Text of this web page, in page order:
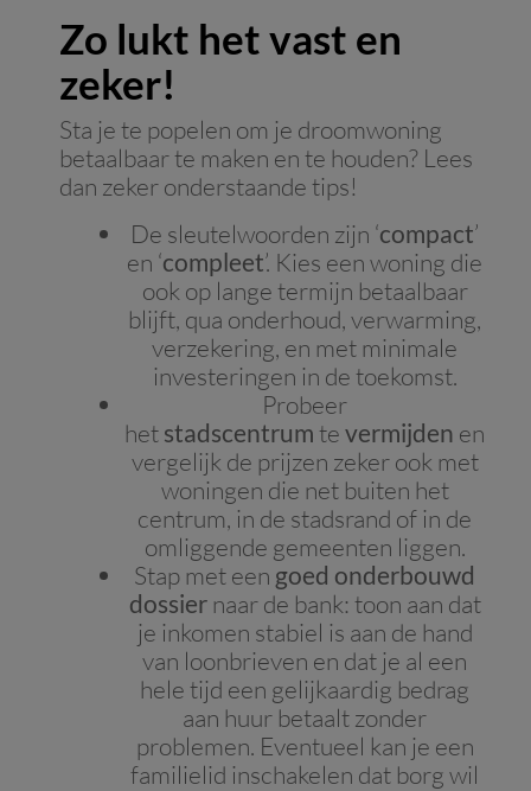
Zo lukt het vast en
zeker!
Sta je te popelen om je droomwoning
betaalbaar te maken en te houden? Lees
dan zeker onderstaande tips!
De sleutelwoorden zijn ‘compact’
en ‘compleet’. Kies een woning die
ook op lange termijn betaalbaar
blijft, qua onderhoud, verwarming,
verzekering, en met minimale
investeringen in de toekomst.
Probeer
het stadscentrum te vermijden en
vergelijk de prijzen zeker ook met
woningen die net buiten het
centrum, in de stadsrand of in de
omliggende gemeenten liggen.
Stap met een goed onderbouwd
dossiernaar de bank: toon aan dat
je inkomen stabiel is aan de hand
van loonbrieven en dat je al een
hele tijd een gelijkaardig bedrag
aan huur betaalt zonder
problemen. Eventueel kan je een
familielid inschakelen dat borg wil